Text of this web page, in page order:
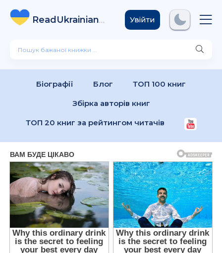
ReadUkrainian
Books .com
Увійти
Біографії Блог ТОП 100 книг
Збірка авторів книг
ТОП 20 книг за рейтингом читачів